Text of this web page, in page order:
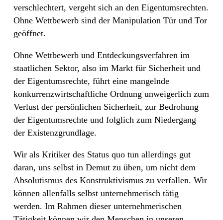
verschlechtert, vergeht sich an den Eigentumsrechten.
Ohne Wettbewerb sind der Manipulation Tür und Tor
geöffnet.
Ohne Wettbewerb und Entdeckungsverfahren im
staatlichen Sektor, also im Markt für Sicherheit und
der Eigentumsrechte, führt eine mangelnde
konkurrenzwirtschaftliche Ordnung unweigerlich zum
Verlust der persönlichen Sicherheit, zur Bedrohung
der Eigentumsrechte und folglich zum Niedergang
der Existenzgrundlage.
Wir als Kritiker des Status quo tun allerdings gut
daran, uns selbst in Demut zu üben, um nicht dem
Absolutismus des Konstruktivismus zu verfallen. Wir
können allenfalls selbst unternehmerisch tätig
werden. Im Rahmen dieser unternehmerischen